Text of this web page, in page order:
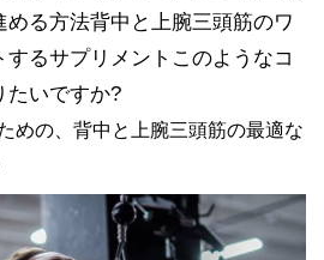
る方法背中と上腕三頭筋のワ
るサプリメントこのようなコ
たいですか?
めの、背中と上腕三頭筋の最適な